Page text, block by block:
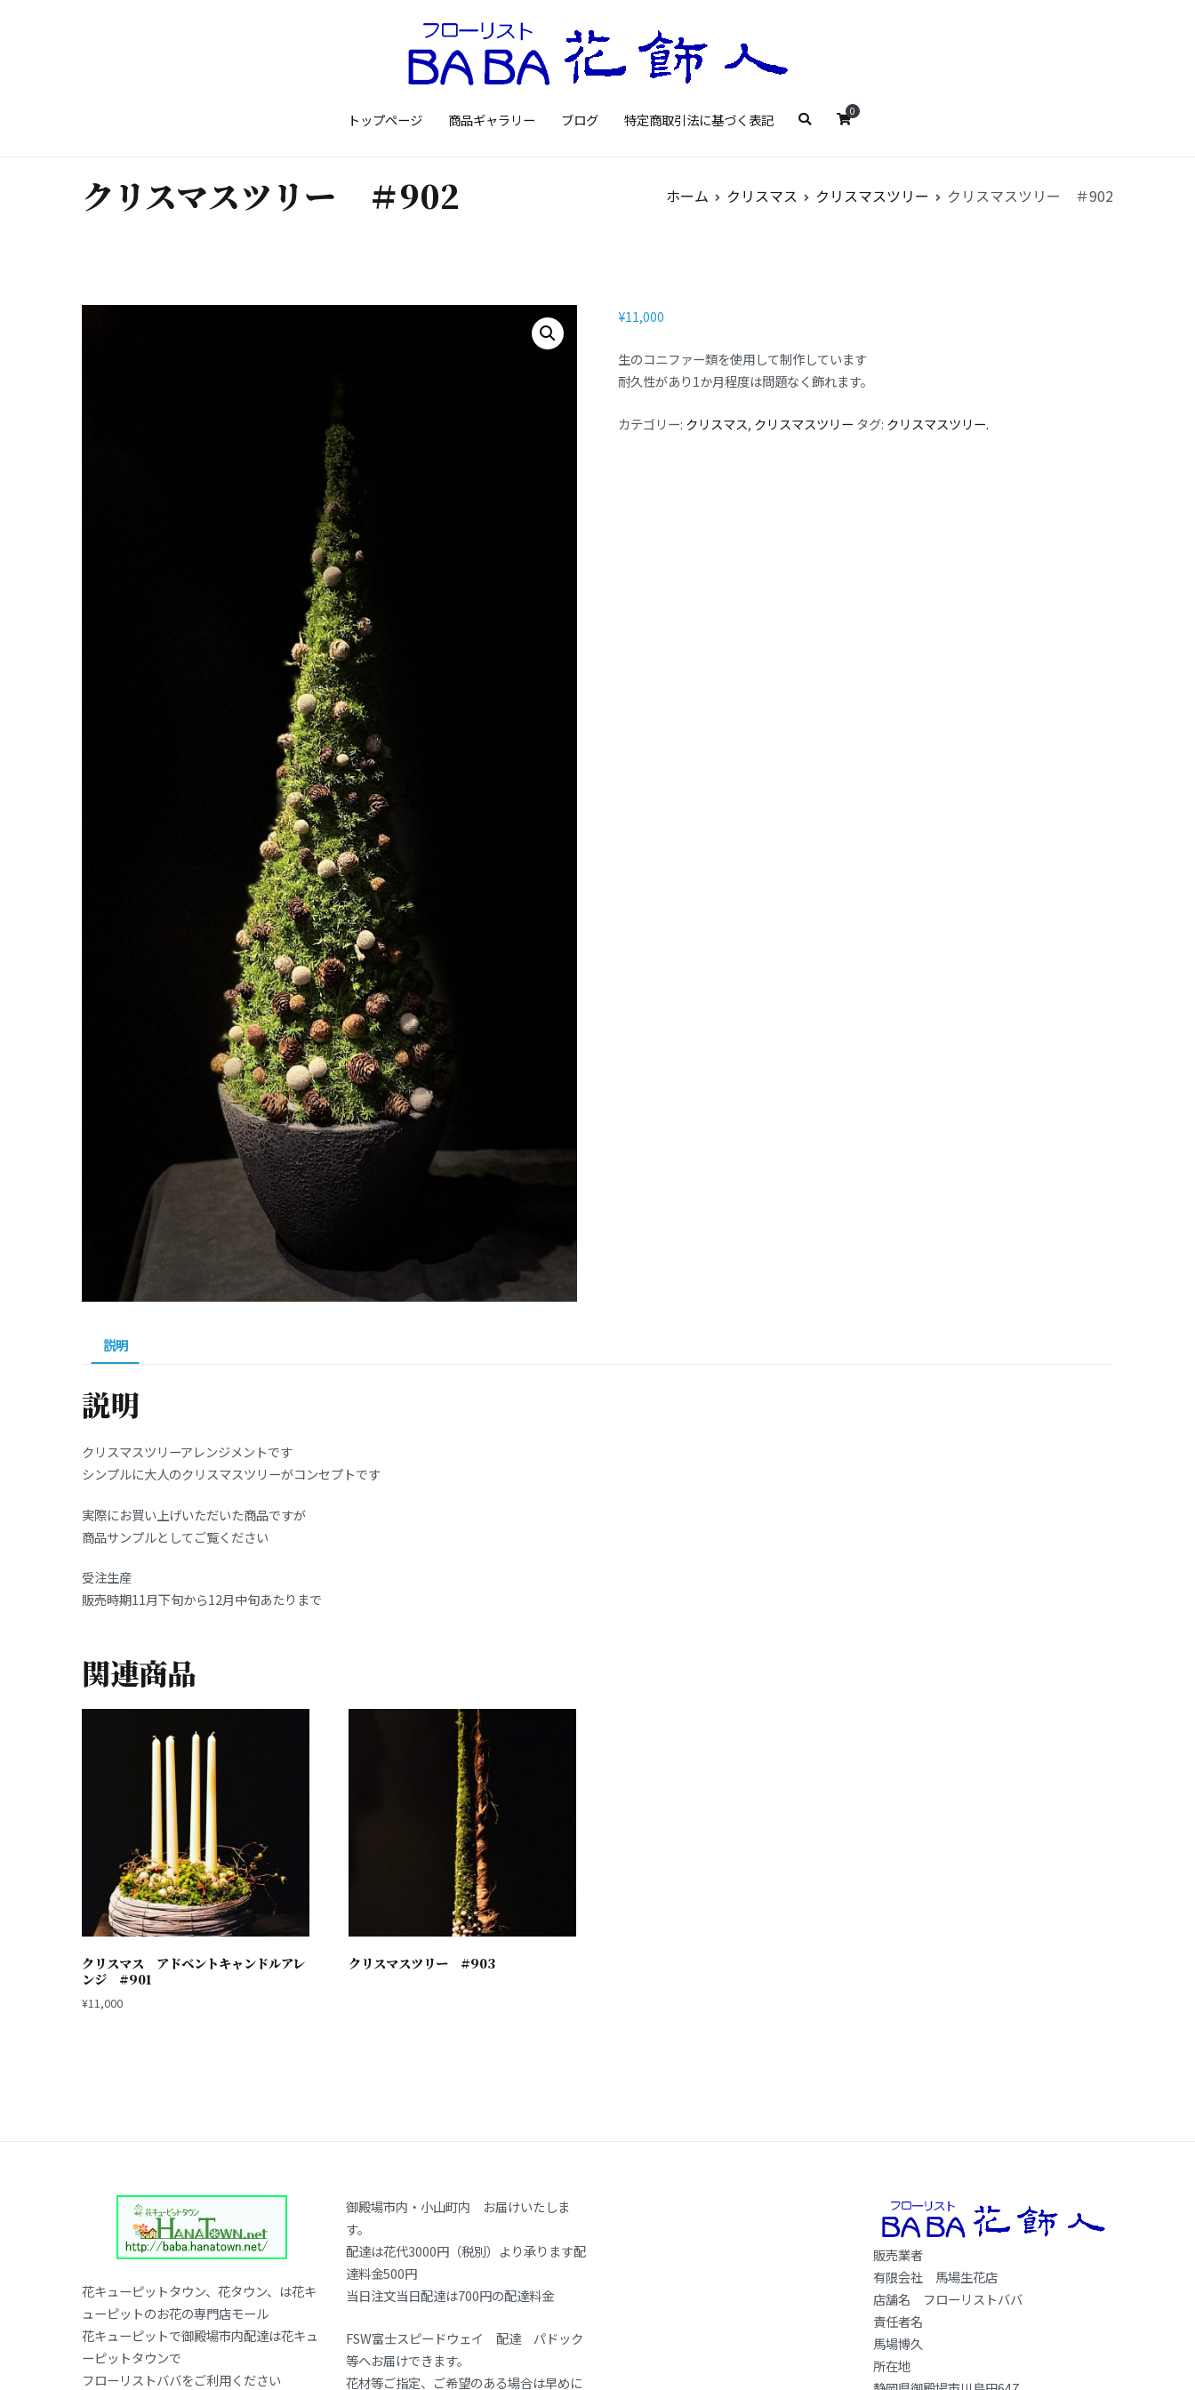
Floristbaba フローリストババ
お花を贈るなら御殿場の花店フローリストババ
トップページ 商品ギャラリー ブログ 特定商取引法に基づく表記 0
クリスマスツリー ＃902 ホーム クリスマス クリスマスツリー クリスマスツリー ＃902
¥11,000
生のコニファー類を使用して制作しています
耐久性があり1か月程度は問題なく飾れます。
カテゴリー: クリスマス, クリスマスツリー タグ: クリスマスツリー.
説明
説明
クリスマスツリーアレンジメントです
シンプルに大人のクリスマスツリーがコンセプトです
実際にお買い上げいただいた商品ですが
商品サンプルとしてご覧ください
受注生産
販売時期11月下旬から12月中旬あたりまで
関連商品
クリスマス アドベントキャンドルアレ
ンジ #901
¥11,000
クリスマスツリー #903
花キューピットタウン、花タウン、は花キ
ューピットのお花の専門店モール
花キューピットで御殿場市内配達は花キュ
ーピットタウンで
フローリストババをご利用ください
御殿場市内・小山町内 お届けいたしま
す。
配達は花代3000円（税別）より承ります配
達料金500円
当日注文当日配達は700円の配達料金
FSW富士スピードウェイ 配達 パドック
等へお届けできます。
花材等ご指定、ご希望のある場合は早めに
販売業者
有限会社 馬場生花店
店舗名 フローリストババ
責任者名
馬場博久
所在地